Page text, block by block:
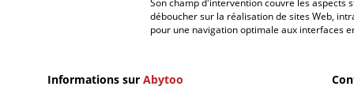
Son champ d'intervention couvre les aspects
déboucher sur la réalisation de sites Web,
pour une navigation optimale aux interfaces
Informations sur Abytoo